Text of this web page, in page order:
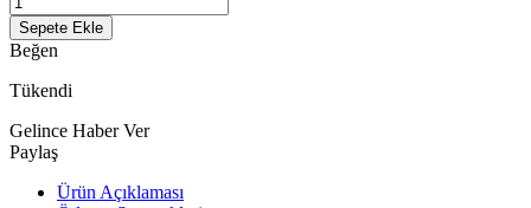
Sepete Ekle
Beğen
Tükendi
Gelince Haber Ver
Paylaş
Ürün Açıklaması